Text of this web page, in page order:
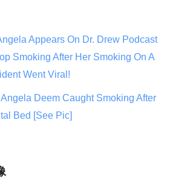
Appears On Dr. Drew Podcast
Smoking After Her Smoking On A
Went Viral!
Angela Deem Caught Smoking After
Bed [See Pic]